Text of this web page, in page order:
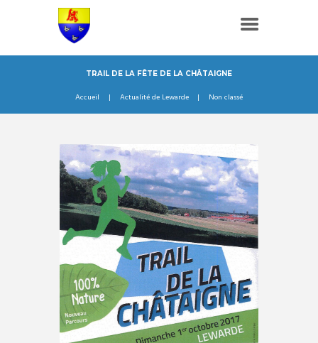
TRAIL DE LA FÊTE DE LA CHÂTAIGNE
Accueil Actualité de Lewarde Non classé